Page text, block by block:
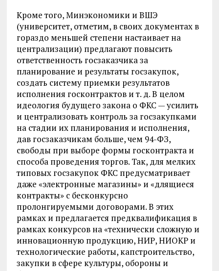
Кроме того, Минэкономики и ВШЭ
(университет, отметим, в своих документах в
гораздо меньшей степени настаивает на
централизации) предлагают повысить
ответственность госзаказчика за
планирование и результаты госзакупок,
создать систему приемки результатов
исполнения госконтрактов и т. д. В целом
идеология будущего закона о ФКС — усилить
и централизовать контроль за госзакупками
на стадии их планирования и исполнения,
дав госзаказчикам больше, чем 94-ФЗ,
свободы при выборе формы госконтракта и
способа проведения торгов. Так, для мелких
типовых госзакупок ФКС предусматривает
даже «электронные магазины» и «длящиеся
контракты» с бесконкурсно
пролонгируемыми договорами. В этих
рамках и предлагается предквалификация в
рамках конкурсов на «технически сложную и
инновационную продукцию, НИР, НИОКР и
технологические работы, капстроительство,
закупки в сфере культуры, обороны и